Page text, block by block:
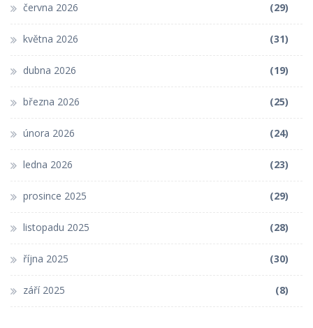
června 2026 (29)
května 2026 (31)
dubna 2026 (19)
března 2026 (25)
února 2026 (24)
ledna 2026 (23)
prosince 2025 (29)
listopadu 2025 (28)
října 2025 (30)
září 2025 (8)